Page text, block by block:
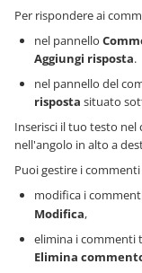
Per rispondere ai
nel pannello
Aggiungi risposta.
nel pannello del
risposta situato
Inserisci il tuo testo nel
nell'angolo in alto a
Puoi gestire i
modifica i
Modifica,
elimina i commenti
Elimina